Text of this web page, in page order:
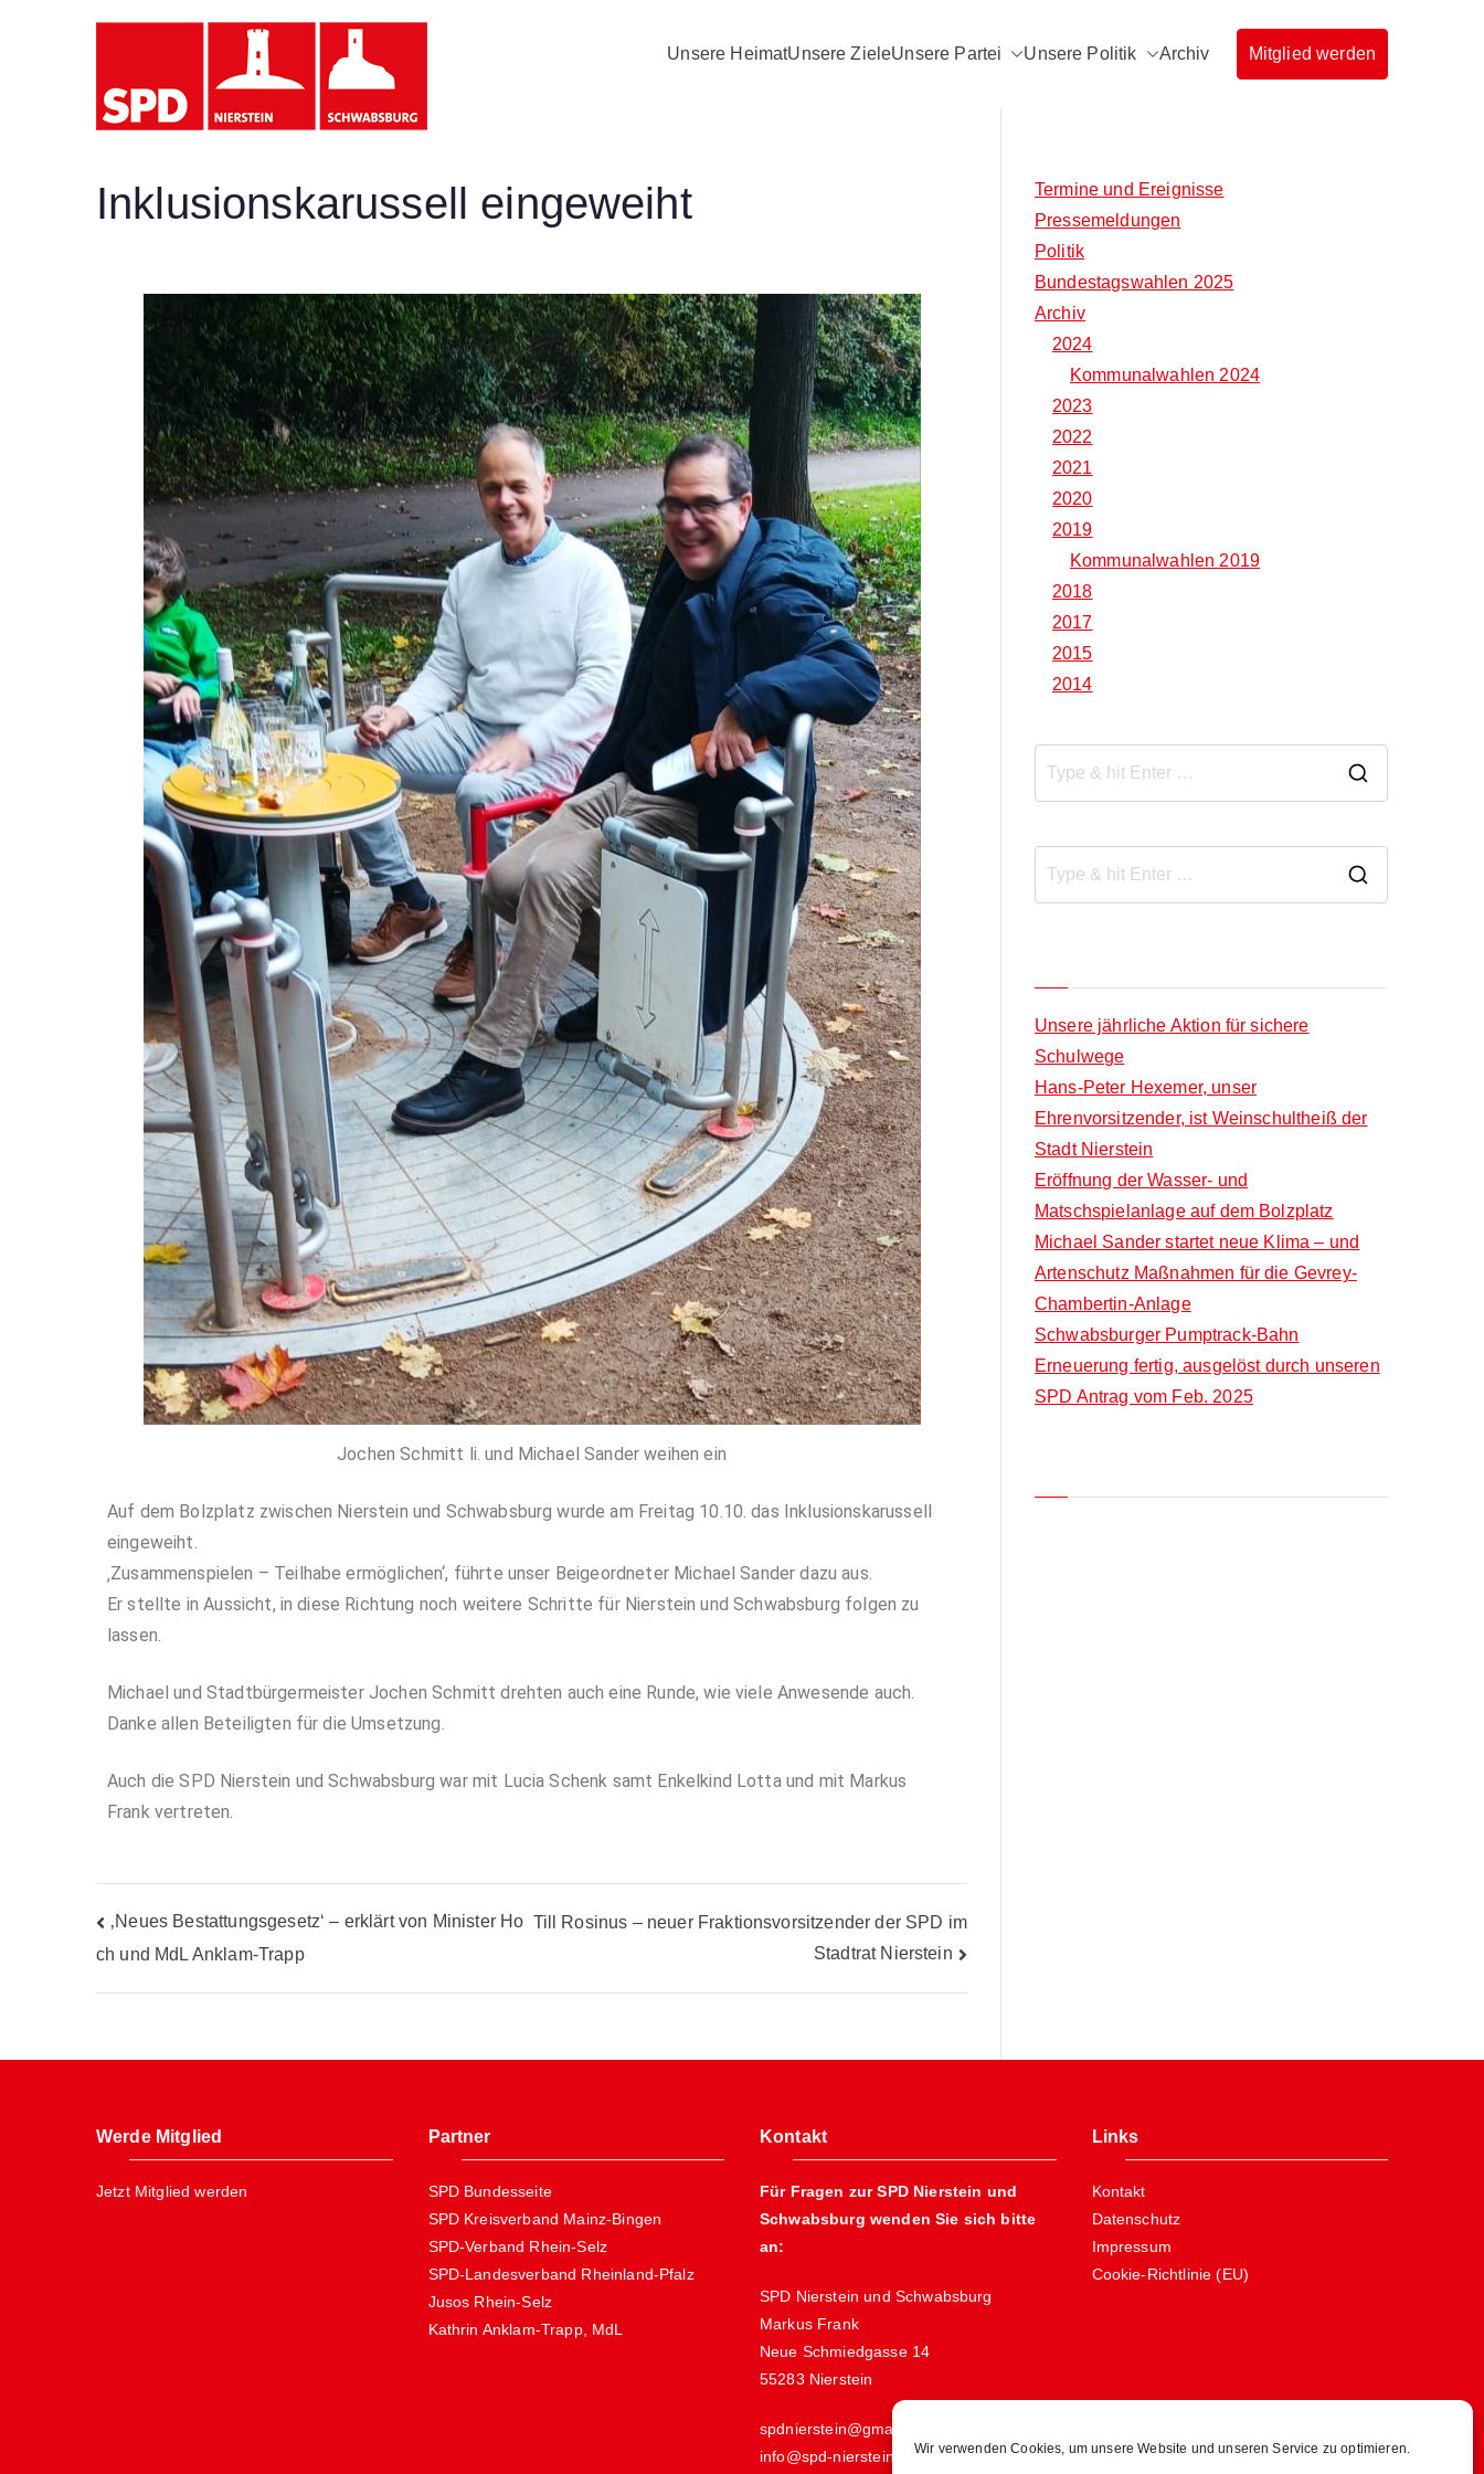
Wir verwenden Cookies, um unsere Website und unseren Service zu optimieren.
Unsere HeimatUnsere ZieleUnsere Partei Unsere Politik Archiv Mitglied werden
Inklusionskarussell eingeweiht
Jochen Schmitt li. und Michael Sander weihen ein
Auf dem Bolzplatz zwischen Nierstein und Schwabsburg wurde am Freitag 10.10. das Inklusionskarussell
eingeweiht.
‚Zusammenspielen – Teilhabe ermöglichen‘, führte unser Beigeordneter Michael Sander dazu aus.
Er stellte in Aussicht, in diese Richtung noch weitere Schritte für Nierstein und Schwabsburg folgen zu
lassen.
Michael und Stadtbürgermeister Jochen Schmitt drehten auch eine Runde, wie viele Anwesende auch.
Danke allen Beteiligten für die Umsetzung.
Auch die SPD Nierstein und Schwabsburg war mit Lucia Schenk samt Enkelkind Lotta und mit Markus
Frank vertreten.
‚Neues Bestattungsgesetz‘ – erklärt von Minister Ho
ch und MdL Anklam-Trapp
Till Rosinus – neuer Fraktionsvorsitzender der SPD im
Stadtrat Nierstein
Termine und Ereignisse
Pressemeldungen
Politik
Bundestagswahlen 2025
Archiv
2024
Kommunalwahlen 2024
2023
2022
2021
2020
2019
Kommunalwahlen 2019
2018
2017
2015
2014
Unsere jährliche Aktion für sichere
Schulwege
Hans-Peter Hexemer, unser
Ehrenvorsitzender, ist Weinschultheiß der
Stadt Nierstein
Eröffnung der Wasser- und
Matschspielanlage auf dem Bolzplatz
Michael Sander startet neue Klima – und
Artenschutz Maßnahmen für die Gevrey-
Chambertin-Anlage
Schwabsburger Pumptrack-Bahn
Erneuerung fertig, ausgelöst durch unseren
SPD Antrag vom Feb. 2025
Werde Mitglied
Jetzt Mitglied werden
Partner
SPD Bundesseite
SPD Kreisverband Mainz-Bingen
SPD-Verband Rhein-Selz
SPD-Landesverband Rheinland-Pfalz
Jusos Rhein-Selz
Kathrin Anklam-Trapp, MdL
Kontakt
Für Fragen zur SPD Nierstein und
Schwabsburg wenden Sie sich bitte
an:
SPD Nierstein und Schwabsburg
Markus Frank
Neue Schmiedgasse 14
55283 Nierstein
spdnierstein@gmail.de
info@spd-nierstein.de
Links
Kontakt
Datenschutz
Impressum
Cookie-Richtlinie (EU)